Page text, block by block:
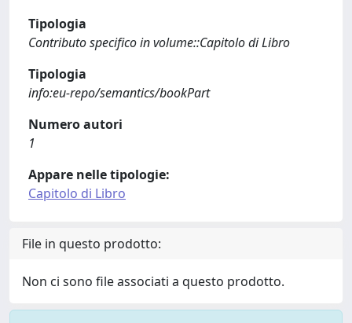
Tipologia
Contributo specifico in volume::Capitolo di Libro
Tipologia
info:eu-repo/semantics/bookPart
Numero autori
1
Appare nelle tipologie:
Capitolo di Libro
File in questo prodotto:
Non ci sono file associati a questo prodotto.